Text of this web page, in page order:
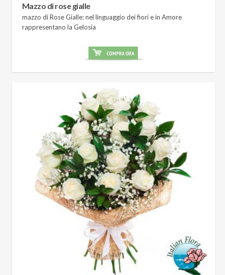
Mazzo di rose gialle
mazzo di Rose Gialle: nel linguaggio dei fiori e in Amore
rappresentano la Gelosia